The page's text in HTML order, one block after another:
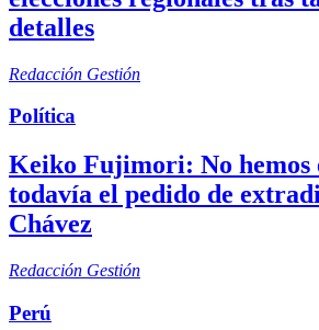
detalles
Redacción Gestión
Política
Keiko Fujimori: No hemos
todavía el pedido de
Chávez
Redacción Gestión
Perú